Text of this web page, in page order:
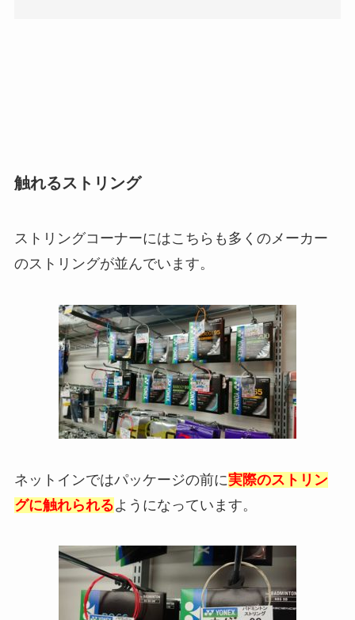
触れるストリング
ストリングコーナーにはこちらも多くのメーカー
のストリングが並んでいます。
ネットインではパッケージの前に実際のストリン
グに触れられるようになっています。